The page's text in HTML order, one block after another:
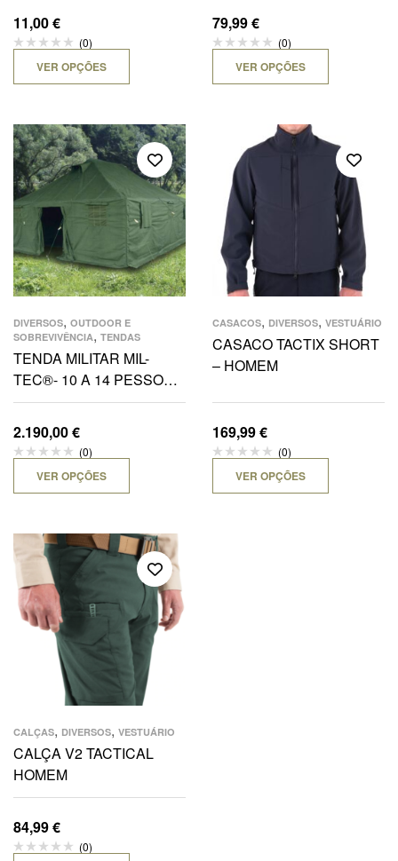
11,00€
(0)
VER OPÇÕES
79,99€
(0)
VER OPÇÕES
DIVERSOS, OUTDOOR E
SOBREVIVÊNCIA, TENDAS
TENDA MILITAR MIL-
TEC®- 10 A 14 PESSOAS
6 X 5M / 3,2 MAX ALT. X
1,75M MIN ALT.
2.190,00€
(0)
VER OPÇÕES
CASACOS, DIVERSOS, VESTUÁRIO
CASACO TACTIX SHORT
– HOMEM
169,99€
(0)
VER OPÇÕES
CALÇAS, DIVERSOS, VESTUÁRIO
CALÇA V2 TACTICAL
HOMEM
84,99€
(0)